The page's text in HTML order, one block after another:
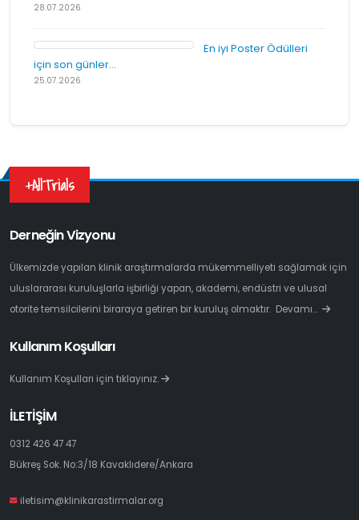
28.07.2026
En iyi Poster Ödülleri
için son günler...
25.07.2026
+AllTrials
Derneğin Vizyonu
Ülkemizde yapılan klinik araştırmalarda mükemmelliyeti sağlamak için
uluslararası kuruluşlarla işbirliği yapan, akademi, endüstri ve ulusal
otorite temsilcilerini biraraya getiren bir kuruluş olmaktır. Devamı…
Kullanım Koşulları
Kullanım Koşulları için tıklayınız.
İLETİŞİM
0312 426 47 47
Bükreş Sok. No:3/18 Kavaklıdere/Ankara
iletisim@klinikarastirmalar.org